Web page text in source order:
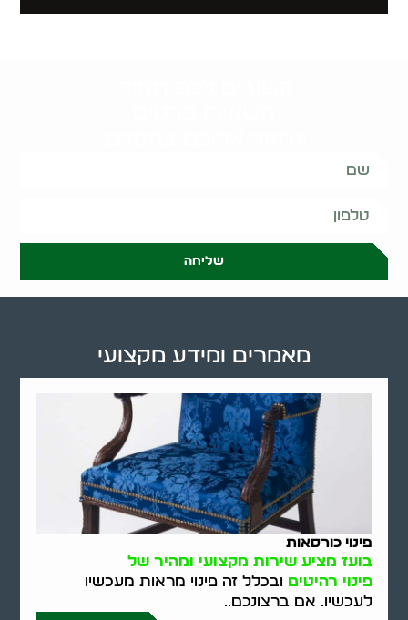
שליחה
פינוי כורסאות
בועז מציע שירות מקצועי ומהיר של
פינוי רהיטים ובכלל זה פינוי מראות מעכשיו
לעכשיו. אם ברצונכם..
מאמרים ומידע מקצועי